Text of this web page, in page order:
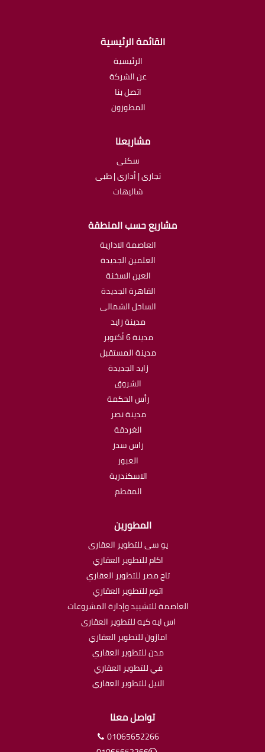
القائمة الرئيسية
الرئيسية
عن الشركة
اتصل بنا
المطورون
مشاريعنا
سكنى
تجارى | أدارى | طبى
شاليهات
مشاريع حسب المنطقة
العاصمة الادارية
العلمين الجديدة
العين السخنة
القاهرة الجديدة
الساحل الشمالى
مدينة زايد
مدينة 6 أكتوبر
مدينة المستقبل
زايد الجديدة
الشروق
رأس الحكمة
مدينة نصر
الغردقة
راس سدر
العبور
الاسكندرية
المقطم
المطورين
يو سى للتطوير العقارى
اكام للتطوير العقاري
تاج مصر للتطوير العقاري
اتوم للتطوير العقاري
العاصمة للتشييد وإدارة المشروعات
اس ايه كيه للتطوير العقارى
امازون للتطوير العقاري
مدن للتطوير العقاري
في للتطوير العقاري
النيل للتطوير العقاري
تواصل معنا
01065652266